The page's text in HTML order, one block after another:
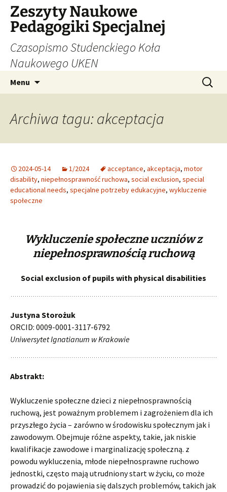
Zeszyty Naukowe
Pedagogiki Specjalnej
Czasopismo Studenckiego Koła
Naukowego UKEN
Menu Szukaj:
Archiwa tagu: akceptacja
2024-05-14 1/2024 acceptance, akceptacja, motor
disability, niepełnosprawność ruchowa, social exclusion, special
educational needs, specjalne potrzeby edukacyjne, wykluczenie
społeczne
Wykluczenie społeczne uczniów z
niepełnosprawnością ruchową
Social exclusion of pupils with physical disabilities
Justyna Storożuk
ORCID: 0009-0001-3117-6792
Uniwersytet Ignatianum w Krakowie
Abstrakt:
Wykluczenie społeczne dzieci z niepełnosprawnością
ruchową, jest poważnym problemem i zagrożeniem dla ich
przyszłego życia – zarówno w środowisku społecznym jak i
zawodowym. Obejmuje różne aspekty, takie, jak niskie
kwalifikacje zawodowe i marginalizację społeczną. z
powodu wykluczenia, młode niepełnosprawne ruchowo
jednostki, często mają utrudniony start w życiu, co może
prowadzić do pojawienia się dalszych problemów, takich jak